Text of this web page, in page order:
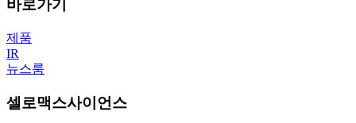
바로가기
제품
IR
뉴스룸
셀로맥스사이언스